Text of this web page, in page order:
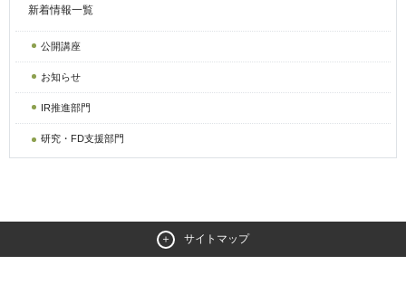
新着情報一覧
公開講座
お知らせ
IR推進部門
研究・FD支援部門
サイトマップ